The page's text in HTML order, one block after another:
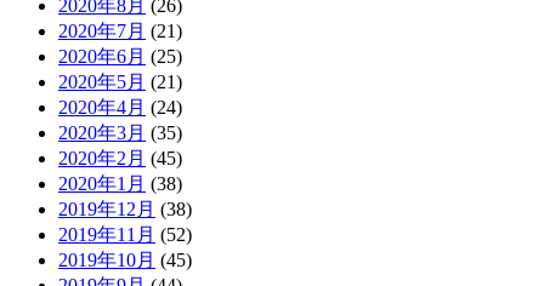
2020年8月 (26)
2020年7月 (21)
2020年6月 (25)
2020年5月 (21)
2020年4月 (24)
2020年3月 (35)
2020年2月 (45)
2020年1月 (38)
2019年12月 (38)
2019年11月 (52)
2019年10月 (45)